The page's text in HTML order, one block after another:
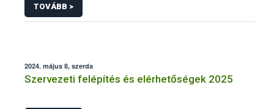
TOVÁBB >
2024. május 8, szerda
Szervezeti felépítés és elérhetőségek 2025